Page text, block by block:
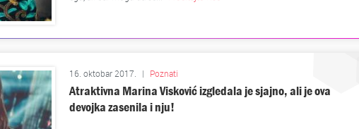
16. oktobar 2017. | Poznati
Atraktivna Marina Visković izgledala je sjajno, ali je ova
devojka zasenila i nju!